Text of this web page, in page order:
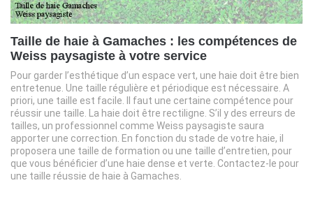
Taille de haie à Gamaches : les compétences de
Weiss paysagiste à votre service
Pour garder l’esthétique d’un espace vert, une haie doit être bien
entretenue. Une taille régulière et périodique est nécessaire. A
priori, une taille est facile. Il faut une certaine compétence pour
réussir une taille. La haie doit être rectiligne. S’il y des erreurs de
tailles, un professionnel comme Weiss paysagiste saura
apporter une correction. En fonction du stade de votre haie, il
proposera une taille de formation ou une taille d’entretien, pour
que vous bénéficier d’une haie dense et verte. Contactez-le pour
une taille réussie de haie à Gamaches.